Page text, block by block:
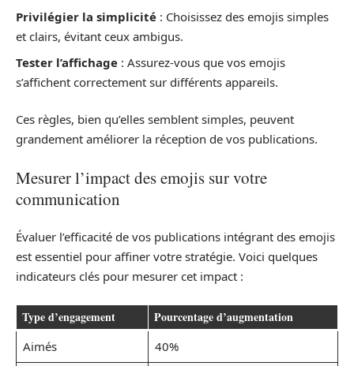
Privilégier la simplicité : Choisissez des emojis simples
et clairs, évitant ceux ambigus.
Tester l’affichage : Assurez-vous que vos emojis
s’affichent correctement sur différents appareils.
Ces règles, bien qu’elles semblent simples, peuvent
grandement améliorer la réception de vos publications.
Mesurer l’impact des emojis sur votre
communication
Évaluer l’efficacité de vos publications intégrant des emojis
est essentiel pour affiner votre stratégie. Voici quelques
indicateurs clés pour mesurer cet impact :
Type d’engagement Pourcentage d’augmentation
Aimés
40%